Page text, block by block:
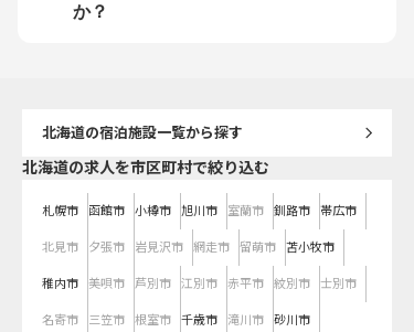
か？
北海道の宿泊施設一覧から探す
北海道の求人を市区町村で絞り込む
札幌市 函館市 小樽市 旭川市 室蘭市 釧路市 帯広市
北見市 夕張市 岩見沢市 網走市 留萌市 苫小牧市
稚内市 美唄市 芦別市 江別市 赤平市 紋別市 士別市
名寄市 三笠市 根室市 千歳市 滝川市 砂川市